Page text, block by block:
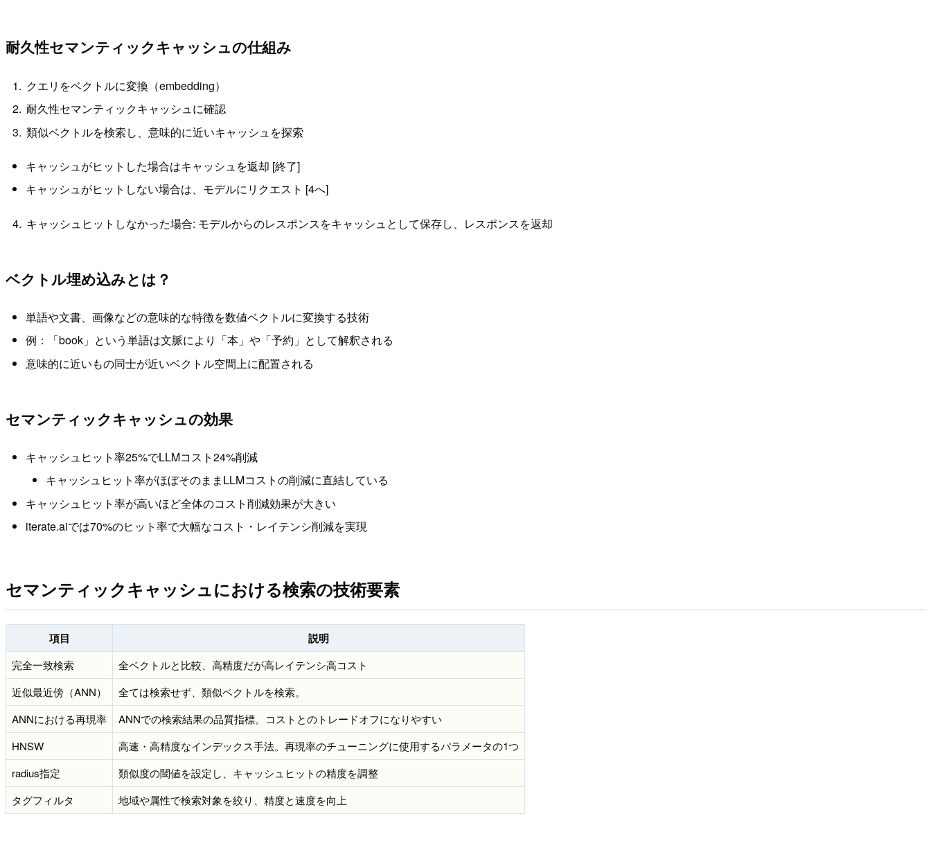
耐久性セマンティックキャッシュの仕組み
クエリをベクトルに変換（embedding）
耐久性セマンティックキャッシュに確認
類似ベクトルを検索し、意味的に近いキャッシュを探索
キャッシュがヒットした場合はキャッシュを返却 [終了]
キャッシュがヒットしない場合は、モデルにリクエスト [4へ]
キャッシュヒットしなかった場合: モデルからのレスポンスをキャッシュとして保存し、レスポンスを返却
ベクトル埋め込みとは？
単語や文書、画像などの意味的な特徴を数値ベクトルに変換する技術
例：「book」という単語は文脈により「本」や「予約」として解釈される
意味的に近いもの同士が近いベクトル空間上に配置される
セマンティックキャッシュの効果
キャッシュヒット率25%でLLMコスト24%削減
キャッシュヒット率がほぼそのままLLMコストの削減に直結している
キャッシュヒット率が高いほど全体のコスト削減効果が大きい
iterate.aiでは70%のヒット率で大幅なコスト・レイテンシ削減を実現
セマンティックキャッシュにおける検索の技術要素
項目 説明
完全一致検索
全ベクトルと比較、高精度だが高レイテンシ高コスト
近似最近傍（ANN）
全ては検索せず、類似ベクトルを検索。
ANNにおける再現率
ANNでの検索結果の品質指標。コストとのトレードオフになりやすい
HNSW
高速・高精度なインデックス手法。再現率のチューニングに使用するパラメータの1つ
radius指定
類似度の閾値を設定し、キャッシュヒットの精度を調整
タグフィルタ
地域や属性で検索対象を絞り、精度と速度を向上